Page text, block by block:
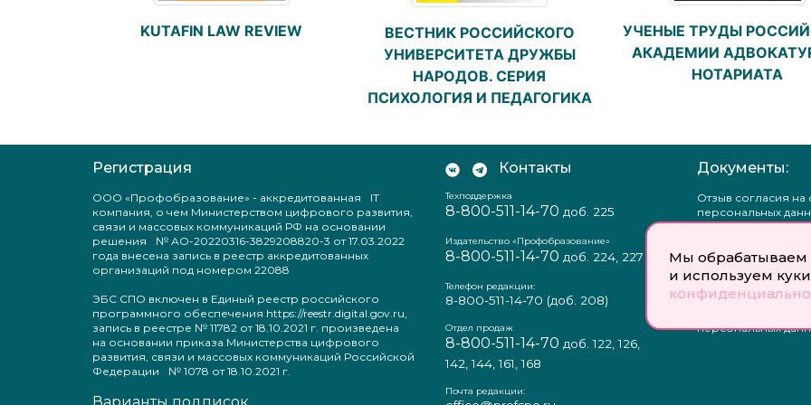
Мы обрабатываем
и используем
KUTAFIN LAW REVIEW
ВЕСТНИК РОССИЙСКОГО
УНИВЕРСИТЕТА ДРУЖБЫ
НАРОДОВ. СЕРИЯ
ПСИХОЛОГИЯ И ПЕДАГОГИКА
УЧЕНЫЕ ТРУДЫ
АКАДЕМИИ
НОТАРИАТА
Регистрация
ООО «Профобразование» - аккредитованная IT
компания, о чем Министерством цифрового развития,
связи и массовых коммуникаций РФ на основании
решения № АО-20220316-3829208820-3 от 17.03.2022
года внесена запись в реестр аккредитованных
организаций под номером 22088
ЭБС СПО включен в Единый реестр российского
программного обеспечения https://reestr.digital.gov.ru,
запись в реестре № 11782 от 18.10.2021 г. произведена
на основании приказа Министерства цифрового
развития, связи и массовых коммуникаций Российской
Федерации № 1078 от 18.10.2021 г.
Контакты
Техподдержка
8-800-511-14-70 доб. 225
Издательство «Профобразование»
8-800-511-14-70 доб. 224, 227
Телефон редакции:
8-800-511-14-70 (доб. 208)
Отдел продаж
8-800-511-14-70 доб. 122, 126,
142, 144, 161, 168
Почта редакции:
Документы:
Отзыв согласия на
персональных
Пользовательское
Политика
Положение о
персональных
персональных